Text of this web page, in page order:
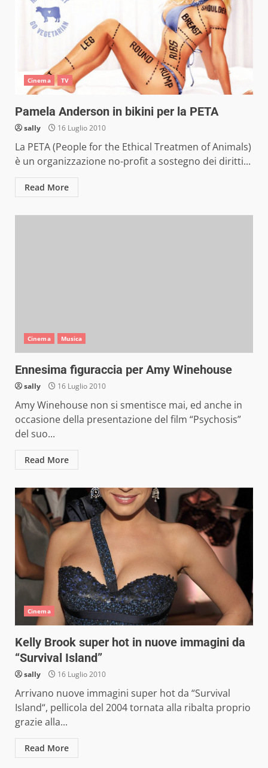
Cinema TV
Pamela Anderson in bikini per la PETA
sally 16 Luglio 2010
La PETA (People for the Ethical Treatmen of Animals)
è un organizzazione no-profit a sostegno dei diritti...
Read More
Cinema Musica
Ennesima figuraccia per Amy Winehouse
sally 16 Luglio 2010
Amy Winehouse non si smentisce mai, ed anche in
occasione della presentazione del film “Psychosis”
del suo...
Read More
Cinema
Kelly Brook super hot in nuove immagini da
“Survival Island”
sally 16 Luglio 2010
Arrivano nuove immagini super hot da “Survival
Island“, pellicola del 2004 tornata alla ribalta proprio
grazie alla...
Read More